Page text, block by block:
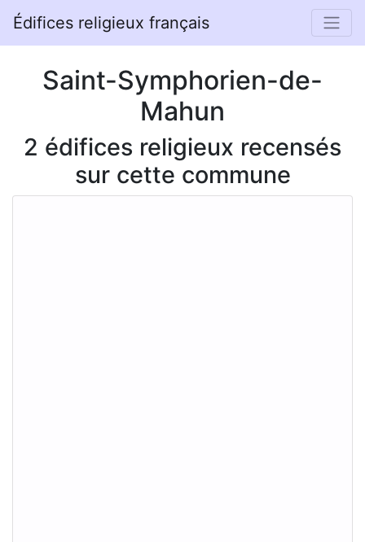
Édifices religieux français
Saint-Symphorien-de-
Mahun
2 édifices religieux recensés
sur cette commune